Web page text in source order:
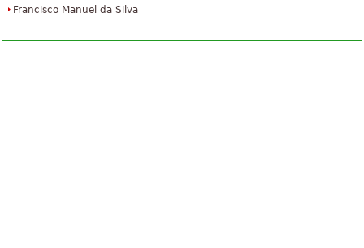
Francisco Manuel da Silva